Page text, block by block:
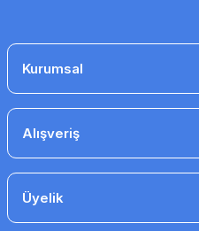
Kurumsal
Alışveriş
Üyelik